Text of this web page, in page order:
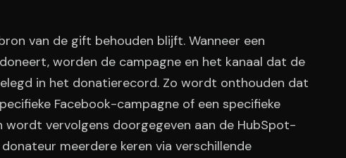
van de gift behouden blijft. Wanneer een
worden de campagne en het kanaal dat de
in het donatierecord. Zo wordt onthouden dat
Facebook-campagne of een specifieke
vervolgens doorgegeven aan de HubSpot-
meerdere keren via verschillende